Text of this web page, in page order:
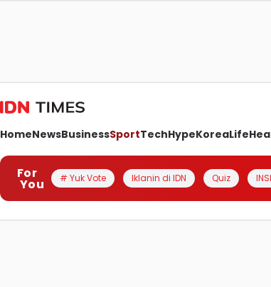
HomeNewsBusinessSportTechHypeKoreaLife
For
You # Yuk Vote Iklanin di IDN Quiz